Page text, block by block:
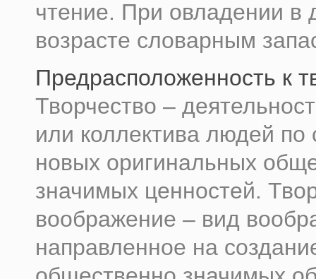
чтение. При овладении в
возрасте словарным
Предрасположенность к
Творчество –
или коллектива людей по
новых оригинальных
значимых ценностей.
воображение – вид
направленное на